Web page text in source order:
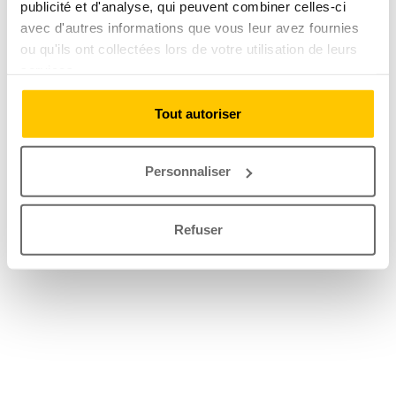
publicité et d'analyse, qui peuvent combiner celles-ci
avec d'autres informations que vous leur avez fournies
ou qu'ils ont collectées lors de votre utilisation de leurs
Tout autoriser
Personnaliser
Refuser